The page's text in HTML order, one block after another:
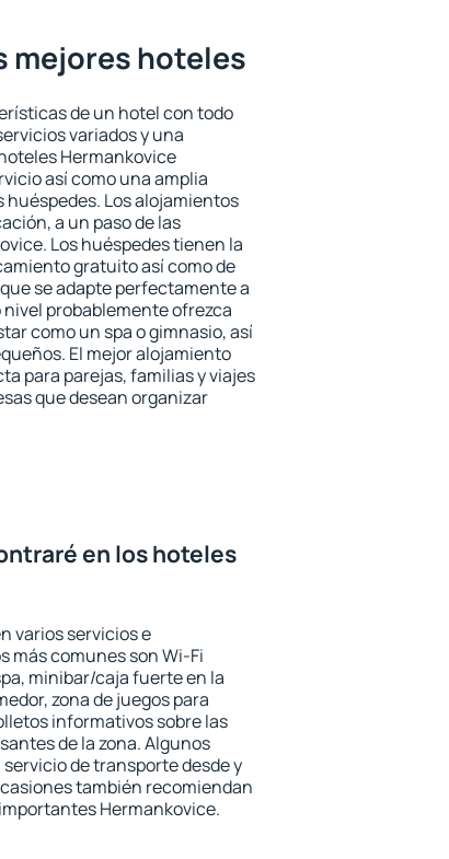
mejores hoteles
de un hotel con todo
variados y una
Hermankovice
así como una amplia
Los alojamientos
a un paso de las
Los huéspedes tienen la
gratuito así como de
se adapte perfectamente a
probablemente ofrezca
como un spa o gimnasio, así
El mejor alojamiento
para parejas, familias y viajes
que desean organizar
en los hoteles
varios servicios e
más comunes son Wi-Fi
minibar/caja fuerte en la
zona de juegos para
informativos sobre las
de la zona. Algunos
de transporte desde y
también recomiendan
Hermankovice.